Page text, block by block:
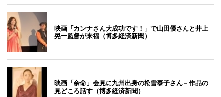
映画「カンナさん大成功です！」で山田優さんと井上
晃一監督が来福（博多経済新聞）
映画「余命」会見に九州出身の松雪泰子さん－作品の
見どころ話す（博多経済新聞）